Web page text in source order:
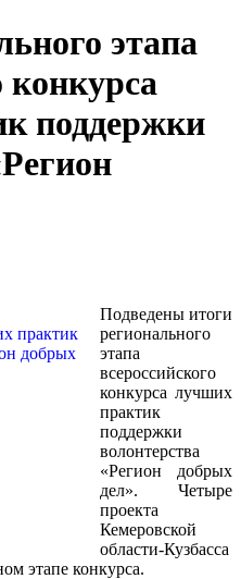
этапа
конкурса
поддержки
Подведены итоги
регионального
этапа
всероссийского
конкурса лучших
практик
поддержки
волонтерства
«Регион добрых
дел». Четыре
проекта
Кемеровской
области-Кузбасса
этапе конкурса.